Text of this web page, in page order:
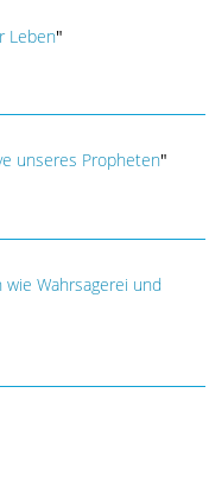
Leben"
unseres Propheten"
Wahrsagerei und